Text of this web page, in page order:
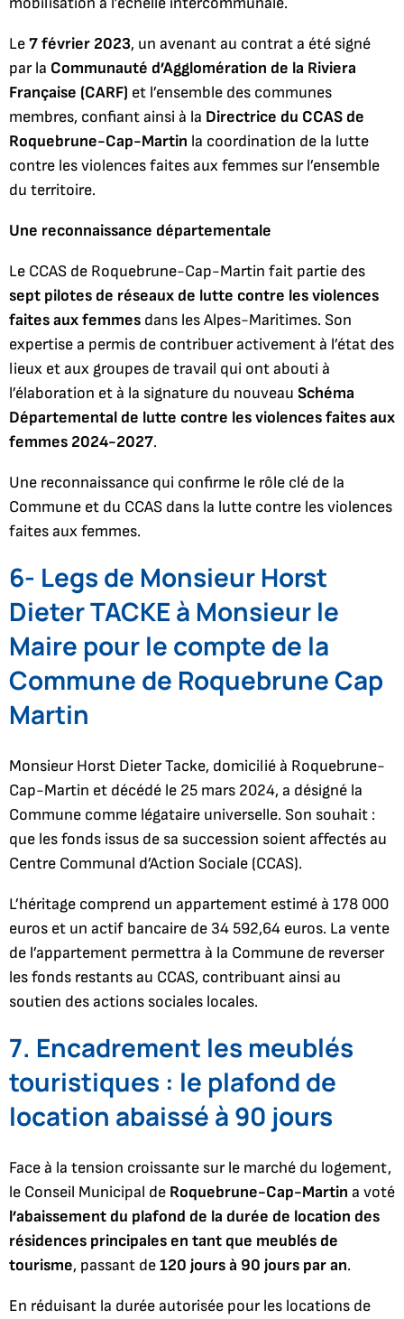
Le7 février 2023, un avenant au contrat a été signé
par la Communauté d’Agglomération de la Riviera
Française (CARF) et l’ensemble des communes
membres, confiant ainsi à la Directrice du CCAS de
Roquebrune-Cap-Martin la coordination de la lutte
contre les violences faites aux femmes sur l’ensemble
du territoire.
Une reconnaissance départementale
Le CCAS de Roquebrune-Cap-Martin fait partie des
sept pilotes de réseaux de lutte contre les violences
faites aux femmes dans les Alpes-Maritimes. Son
expertise a permis de contribuer activement à l’état des
lieux et aux groupes de travail qui ont abouti à
l’élaboration et à la signature du nouveau Schéma
Départemental de lutte contre les violences faites aux
femmes 2024-2027.
Une reconnaissance qui confirme le rôle clé de la
Commune et du CCAS dans la lutte contre les violences
faites aux femmes.
6- Legs de Monsieur Horst
Dieter TACKE à Monsieur le
Maire pour le compte de la
Commune de Roquebrune Cap
Martin
Monsieur Horst Dieter Tacke, domicilié à Roquebrune-
Cap-Martin et décédé le 25 mars 2024, a désigné la
Commune comme légataire universelle. Son souhait :
que les fonds issus de sa succession soient affectés au
Centre Communal d’Action Sociale (CCAS).
L’héritage comprend un appartement estimé à 178 000
euros et un actif bancaire de 34 592,64 euros. La vente
de l’appartement permettra à la Commune de reverser
les fonds restants au CCAS, contribuant ainsi au
soutien des actions sociales locales.
7. Encadrement les meublés
touristiques : le plafond de
location abaissé à 90 jours
Face à la tension croissante sur le marché du logement,
le Conseil Municipal de Roquebrune-Cap-Martin a voté
l’abaissement du plafond de la durée de location des
résidences principales en tant que meublés de
tourisme, passant de120 jours à 90 jours par an.
En réduisant la durée autorisée pour les locations de